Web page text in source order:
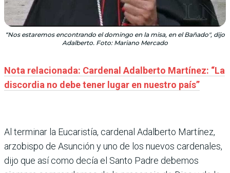
“Nos estaremos encontrando el domingo en la misa, en el Bañado", dijo
Adalberto. Foto: Mariano Mercado
Nota relacionada: Cardenal Adalberto Martínez: “La
discordia no debe tener lugar en nuestro país”
Al terminar la Eucaristía, cardenal Adalberto Martínez,
arzobispo de Asunción y uno de los nuevos cardenales,
dijo que así como decía el Santo Padre debemos